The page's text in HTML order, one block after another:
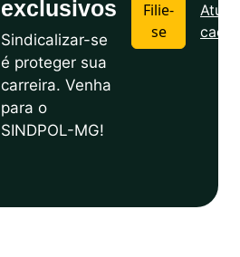
exclusivos
Sindicalizar-se
é proteger sua
carreira. Venha
para o
SINDPOL-MG!
Filie-
se